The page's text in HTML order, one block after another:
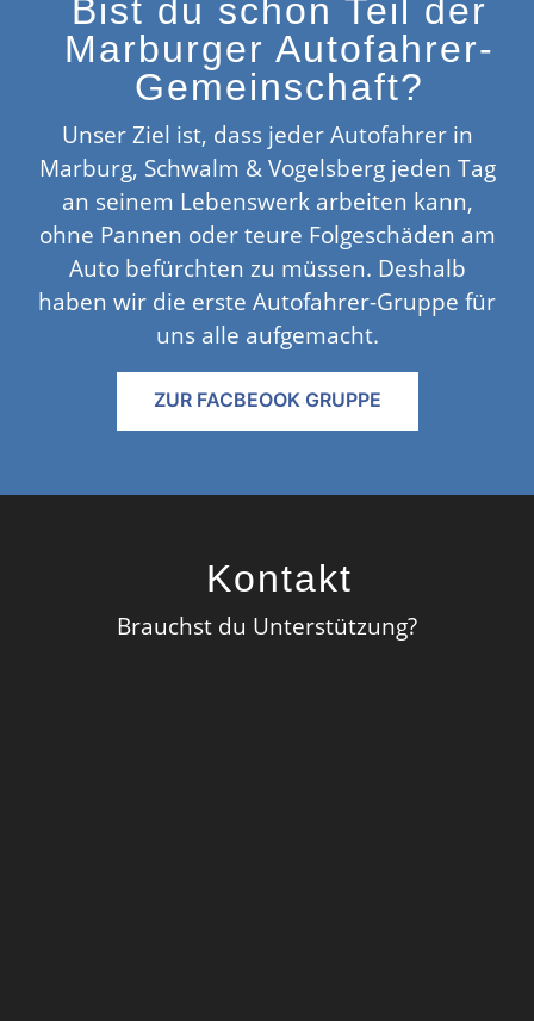
Bist du schon Teil der
Marburger Autofahrer-
Gemeinschaft?
Unser Ziel ist, dass jeder Autofahrer in
Marburg, Schwalm & Vogelsberg jeden Tag
an seinem Lebenswerk arbeiten kann,
ohne Pannen oder teure Folgeschäden am
Auto befürchten zu müssen. Deshalb
haben wir die erste Autofahrer-Gruppe für
uns alle aufgemacht.
ZUR FACBEOOK GRUPPE
Kontakt
Brauchst du Unterstützung?